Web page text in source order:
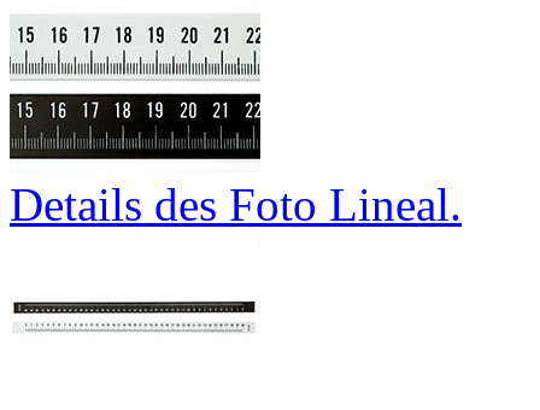
Details des Foto Lineal.